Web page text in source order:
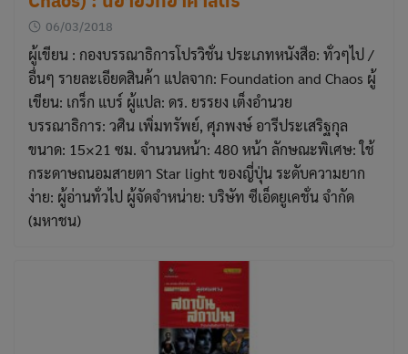
06/03/2018
ผู้เขียน : กองบรรณาธิการโปรวิชั่น ประเภทหนังสือ: ทั่วๆไป /
อื่นๆ รายละเอียดสินค้า แปลจาก: Foundation and Chaos ผู้
เขียน: เกร็ก แบร์ ผู้แปล: ดร. ยรรยง เต็งอำนวย
บรรณาธิการ: วศิน เพิ่มทรัพย์, ศุภพงษ์ อารีประเสริฐกุล
ขนาด: 15×21 ซม. จำนวนหน้า: 480 หน้า ลักษณะพิเศษ: ใช้
กระดาษถนอมสายตา Star light ของญี่ปุ่น ระดับความยาก
ง่าย: ผู้อ่านทั่วไป ผู้จัดจำหน่าย: บริษัท ซีเอ็ดยูเคชั่น จำกัด
(มหาชน)